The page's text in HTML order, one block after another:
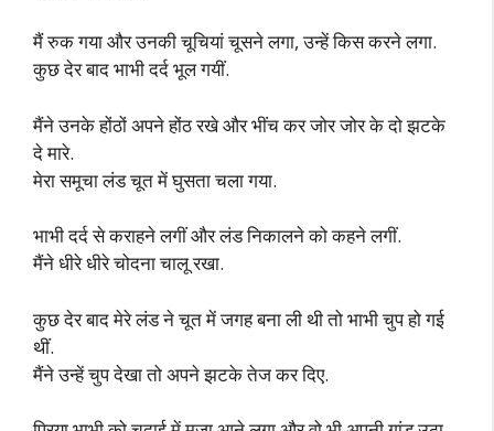
मैं रुक गया और उनकी चूचियां चूसने लगा, उन्हें किस करने लगा.
कुछ देर बाद भाभी दर्द भूल गयीं.
मैंने उनके होंठों अपने होंठ रखे और भींच कर जोर जोर के दो झटके
दे मारे.
मेरा समूचा लंड चूत में घुसता चला गया.
भाभी दर्द से कराहने लगीं और लंड निकालने को कहने लगीं.
मैंने धीरे धीरे चोदना चालू रखा.
कुछ देर बाद मेरे लंड ने चूत में जगह बना ली थी तो भाभी चुप हो गई
थीं.
मैंने उन्हें चुप देखा तो अपने झटके तेज कर दिए.